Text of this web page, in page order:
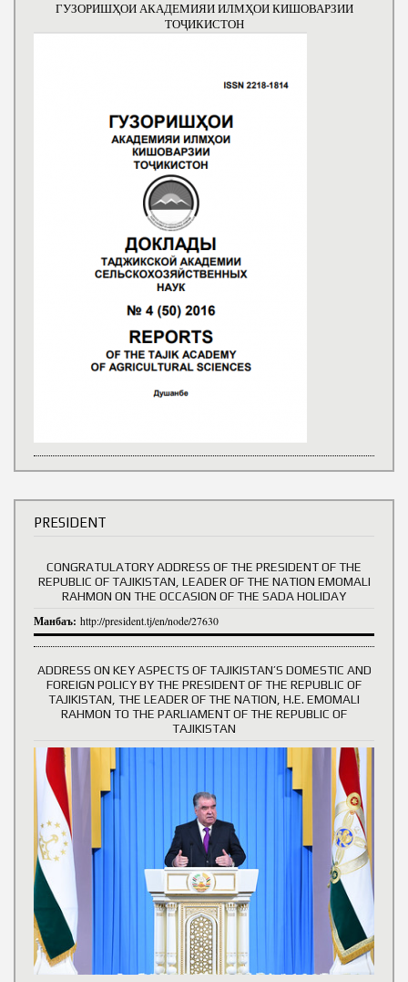
ГУЗОРИШҲОИ АКАДЕМИЯИ ИЛМҲОИ КИШОВАРЗИИ
ТОҶИКИСТОН
PRESIDENT
CONGRATULATORY ADDRESS OF THE PRESIDENT OF THE
REPUBLIC OF TAJIKISTAN, LEADER OF THE NATION EMOMALI
RAHMON ON THE OCCASION OF THE SADA HOLIDAY
Манбаъ: http://president.tj/en/node/27630
ADDRESS ON KEY ASPECTS OF TAJIKISTAN’S DOMESTIC AND
FOREIGN POLICY BY THE PRESIDENT OF THE REPUBLIC OF
TAJIKISTAN, THE LEADER OF THE NATION, H.E. EMOMALI
RAHMON TO THE PARLIAMENT OF THE REPUBLIC OF
TAJIKISTAN